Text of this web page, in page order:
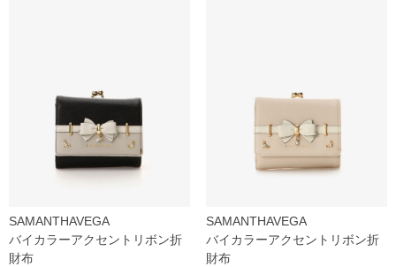
SAMANTHAVEGA
バイカラーアクセントリボン折
財布
SAMANTHAVEGA
バイカラーアクセントリボン折
財布